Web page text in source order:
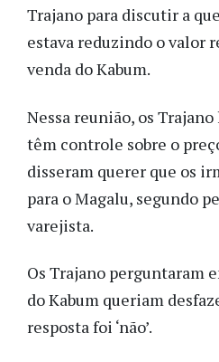
Trajano para discutir a
estava reduzindo o valor
venda do Kabum.
Nessa reunião, os
têm controle sobre o
disseram querer que os
para o Magalu, segundo
varejista.
Os Trajano perguntaram
do Kabum queriam
resposta foi ‘não’.